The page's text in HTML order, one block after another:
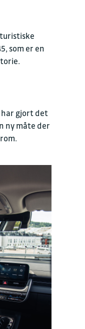
som er en
gjort det
ny måte der